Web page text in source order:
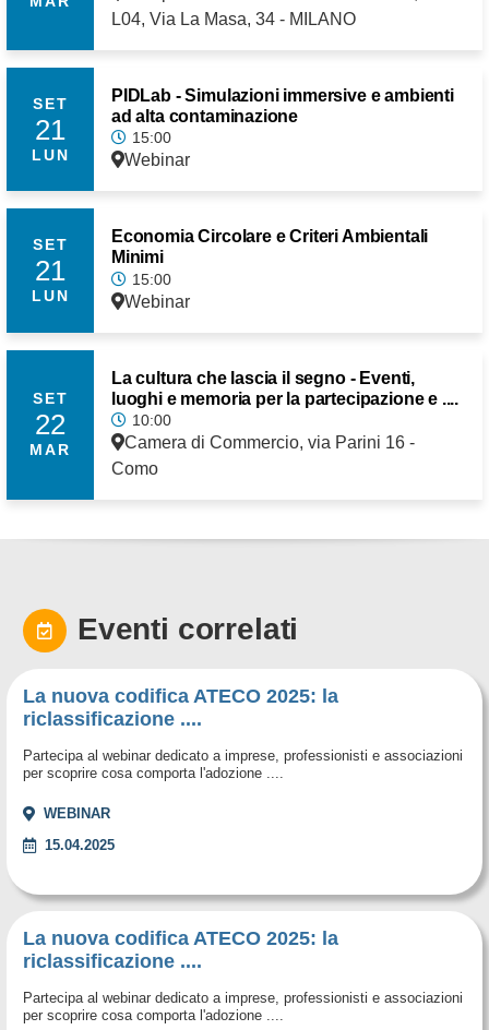
L04, Via La Masa, 34 - MILANO
SET
21
LUN
PIDLab - Simulazioni immersive e ambienti
ad alta contaminazione
15:00
Webinar
SET
21
LUN
Economia Circolare e Criteri Ambientali
Minimi
15:00
Webinar
SET
22
MAR
La cultura che lascia il segno - Eventi,
luoghi e memoria per la partecipazione e ....
10:00
Camera di Commercio, via Parini 16 -
Como
Eventi correlati
La nuova codifica ATECO 2025: la
riclassificazione ....
Partecipa al webinar dedicato a imprese, professionisti e associazioni
per scoprire cosa comporta l'adozione ....
WEBINAR
15.04.2025
La nuova codifica ATECO 2025: la
riclassificazione ....
Partecipa al webinar dedicato a imprese, professionisti e associazioni
per scoprire cosa comporta l'adozione ....